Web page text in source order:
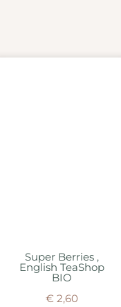
Super Berries ,
English TeaShop
BIO
€ 2,60